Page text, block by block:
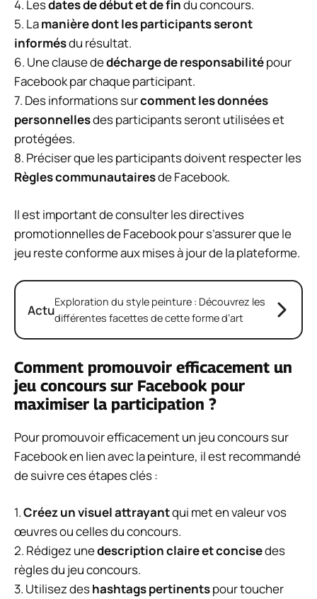
4. Lesdates de début et de findu concours.
5. Lamanière dont les participants seront
informésdu résultat.
6. Une clause dedécharge de responsabilitépour
Facebook par chaque participant.
7. Des informations surcomment les données
personnellesdes participants seront utilisées et
protégées.
8. Préciser que les participants doivent respecter les
Règles communautairesde Facebook.
Il est important de consulter les directives
promotionnelles de Facebook pour s’assurer que le
jeu reste conforme aux mises à jour de la plateforme.
ActuExploration du style peinture : Découvrez les
différentes facettes de cette forme d’art
Comment promouvoir efficacement un
jeu concours sur Facebook pour
maximiser la participation ?
Pour promouvoir efficacement un jeu concours sur
Facebook en lien avec la peinture, il est recommandé
de suivre ces étapes clés :
1.Créez un visuel attrayantqui met en valeur vos
œuvres ou celles du concours.
2. Rédigez unedescription claire et concisedes
règles du jeu concours.
3. Utilisez deshashtags pertinentspour toucher